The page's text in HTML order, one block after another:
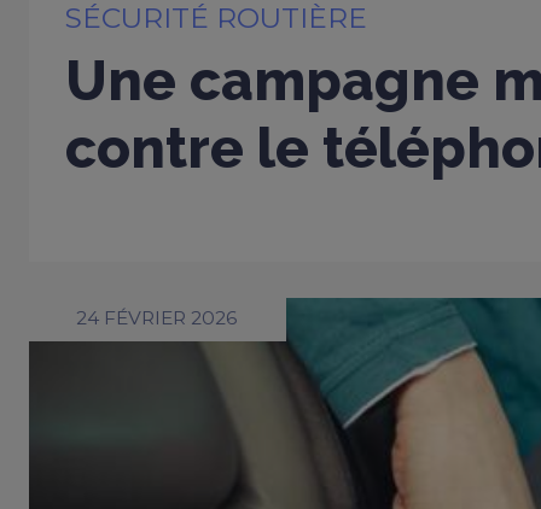
SÉCURITÉ ROUTIÈRE
Une campagne
contre le
24 FÉVRIER 2026